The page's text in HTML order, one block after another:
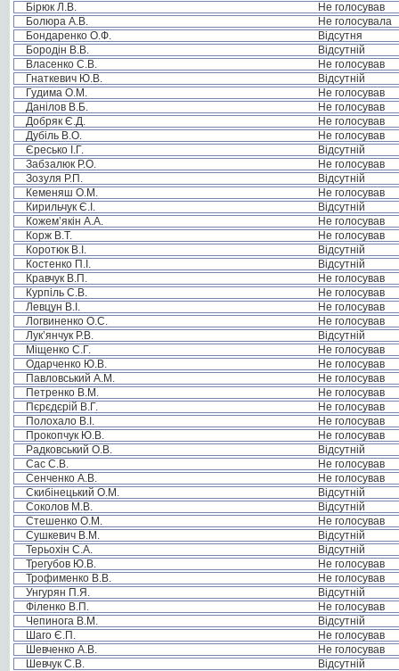
Бірюк Л.В.
Не голосував
Болюра А.В.
Не голосувала
Бондаренко О.Ф.
Відсутня
Бородін В.В.
Відсутній
Власенко С.В.
Не голосував
Гнаткевич Ю.В.
Відсутній
Гудима О.М.
Не голосував
Данілов В.Б.
Не голосував
Добряк Є.Д.
Не голосував
Дубіль В.О.
Не голосував
Єресько І.Г.
Відсутній
Забзалюк Р.О.
Не голосував
Зозуля Р.П.
Відсутній
Кеменяш О.М.
Не голосував
Кирильчук Є.І.
Відсутній
Кожем’якін А.А.
Не голосував
Корж В.Т.
Не голосував
Коротюк В.І.
Відсутній
Костенко П.І.
Відсутній
Кравчук В.П.
Не голосував
Курпіль С.В.
Не голосував
Левцун В.І.
Не голосував
Логвиненко О.С.
Не голосував
Лук’янчук Р.В.
Відсутній
Міщенко С.Г.
Не голосував
Одарченко Ю.В.
Не голосував
Павловський А.М.
Не голосував
Петренко В.М.
Не голосував
Пєрєдєрій В.Г.
Не голосував
Полохало В.І.
Не голосував
Прокопчук Ю.В.
Не голосував
Радковський О.В.
Відсутній
Сас С.В.
Не голосував
Сенченко А.В.
Не голосував
Скибінецький О.М.
Відсутній
Соколов М.В.
Відсутній
Стешенко О.М.
Не голосував
Сушкевич В.М.
Відсутній
Терьохін С.А.
Відсутній
Трегубов Ю.В.
Не голосував
Трофименко В.В.
Не голосував
Унгурян П.Я.
Відсутній
Філенко В.П.
Не голосував
Чепинога В.М.
Відсутній
Шаго Є.П.
Не голосував
Шевченко А.В.
Не голосував
Шевчук С.В.
Відсутній